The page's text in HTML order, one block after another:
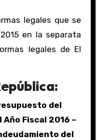
legales que se
en la separata
legales de El
del
Fiscal 2016 –
del